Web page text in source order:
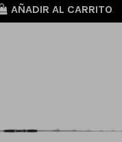
AÑADIR AL CARRITO